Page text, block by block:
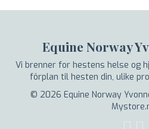
Equine Norway
Vi brenner for hestens helse og
fôrplan til hesten din, ulike
© 2026 Equine Norway